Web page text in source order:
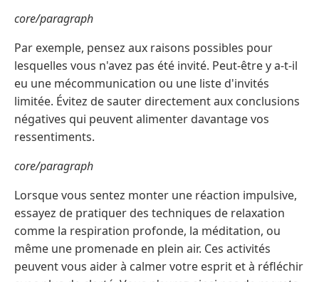
core/paragraph
Par exemple, pensez aux raisons possibles pour
lesquelles vous n'avez pas été invité. Peut-être y a-t-il
eu une mécommunication ou une liste d'invités
limitée. Évitez de sauter directement aux conclusions
négatives qui peuvent alimenter davantage vos
ressentiments.
core/paragraph
Lorsque vous sentez monter une réaction impulsive,
essayez de pratiquer des techniques de relaxation
comme la respiration profonde, la méditation, ou
même une promenade en plein air. Ces activités
peuvent vous aider à calmer votre esprit et à réfléchir